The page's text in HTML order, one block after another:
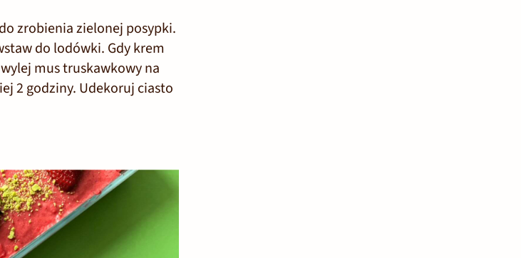
zrobienia zielonej posypki.
do lodówki. Gdy krem
mus truskawkowy na
2 godziny. Udekoruj ciasto